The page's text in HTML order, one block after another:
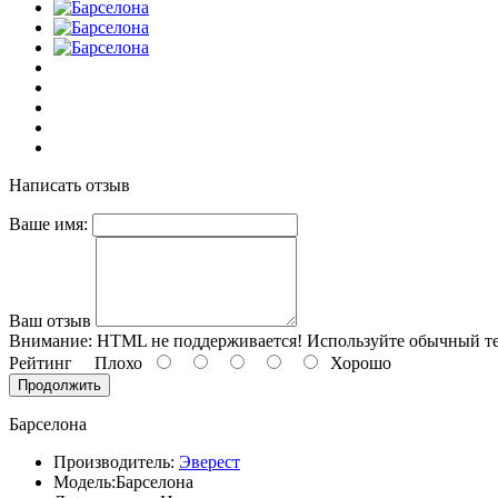
Написать отзыв
Ваше имя:
Ваш отзыв
Внимание: HTML не поддерживается! Используйте обычный
Рейтинг Плохо Хорошо
Продолжить
Барселона
Производитель: Эверест
Модель:Барселона